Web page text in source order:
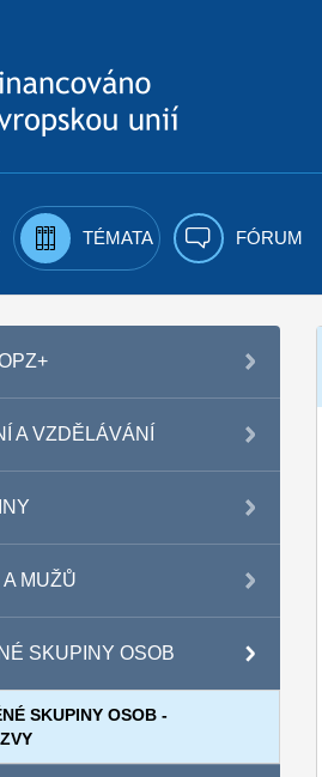
TÉMATA FÓRUM
A VZDĚLÁVÁNÍ
MUŽŮ
SKUPINY OSOB
SKUPINY OSOB -